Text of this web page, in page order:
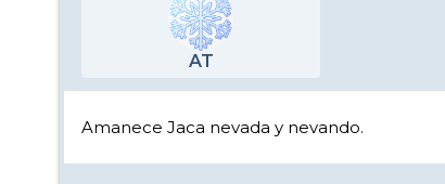
AT
Amanece Jaca nevada y nevando.